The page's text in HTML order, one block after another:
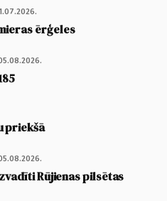
ērģeles
priekšā
Rūjienas pilsētas